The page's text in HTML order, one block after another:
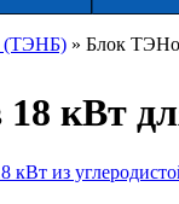
(ТЭНБ) » Блок
кВт